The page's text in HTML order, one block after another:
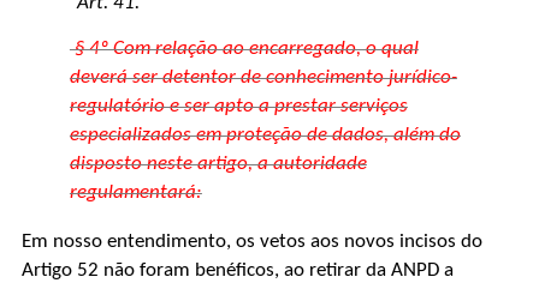
§ 4º Com relação ao encarregado, o qual
deverá ser detentor de conhecimento jurídico-
regulatório e ser apto a prestar serviços
especializados em proteção de dados, além do
disposto neste artigo, a autoridade
regulamentará:
Em nosso entendimento, os vetos aos novos incisos do
Artigo 52 não foram benéficos, ao retirar da ANPD a